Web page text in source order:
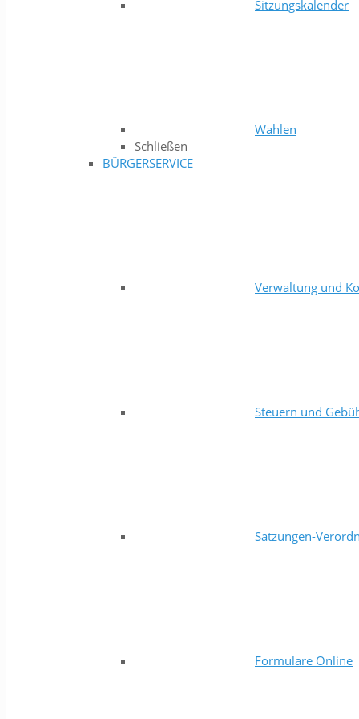
Sitzungskalender
Wahlen
Schließen
BÜRGERSERVICE
Verwaltung und
Steuern und
Satzungen-
Formulare Online